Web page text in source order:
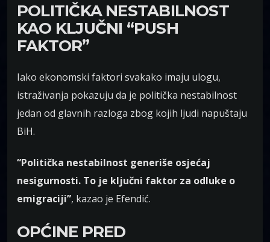
POLITIČKA NESTABILNOST
KAO KLJUČNI “PUSH
FAKTOR”
Iako ekonomski faktori svakako imaju ulogu,
istraživanja pokazuju da je politička nestabilnost
jedan od glavnih razloga zbog kojih ljudi napuštaju
BiH.
“Politička nestabilnost generiše osjećaj
nesigurnosti. To je ključni faktor za odluke o
emigraciji”, kazao je Efendić.
OPĆINE PRED